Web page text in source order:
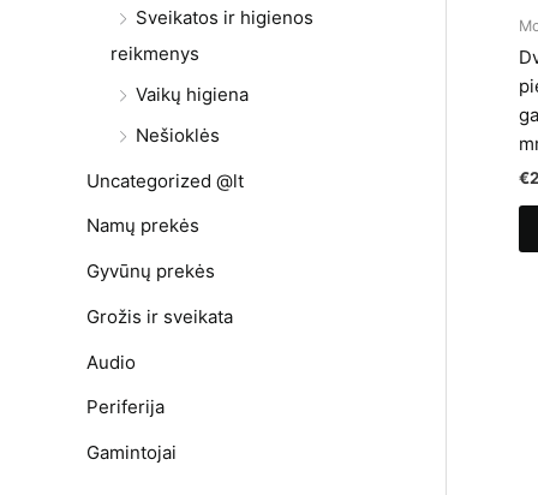
Sveikatos ir higienos
reikmenys
Vaikų higiena
Nešioklės
Uncategorized @lt
Namų prekės
Gyvūnų prekės
Grožis ir sveikata
Audio
Periferija
Gamintojai
€